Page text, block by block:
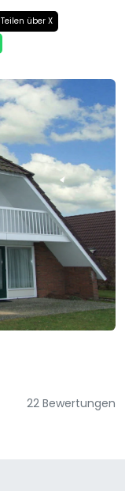
Teilen über X
22 Bewertungen